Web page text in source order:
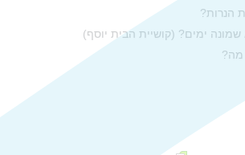
הנרות?
שמונה ימים? (קושיית הבית יוסף)
מה?